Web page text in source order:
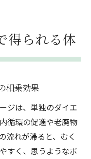
得られる体
相乗効果
ジは、単独のダイエ
循環の促進や老廃物
流れが滞ると、むく
すく、思うようなボ